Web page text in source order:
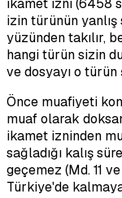
ikamet izni (6458
izin türünün yanlış
yüzünden takılır,
hangi türün sizin
ve dosyayı o
Önce muafiyeti
muaf olarak
ikamet izninden
sağladığı kalış
geçemez (Md. 11
Türkiye'de